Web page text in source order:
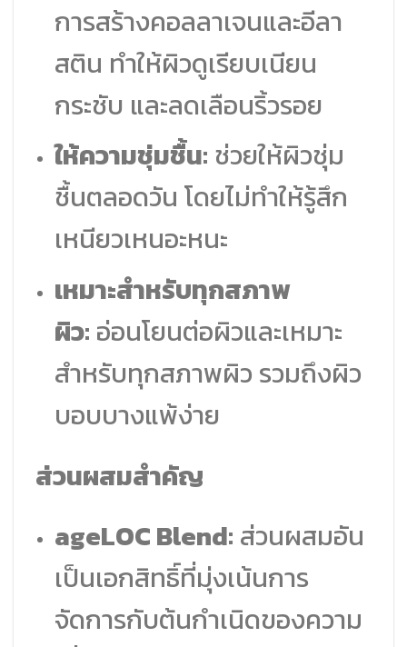
การสร้างคอลลาเจนและอีลา
สติน ทำให้ผิวดูเรียบเนียน
กระชับ และลดเลือนริ้วรอย
ให้ความชุ่มชื้น: ช่วยให้ผิวชุ่ม
ชื้นตลอดวัน โดยไม่ทำให้รู้สึก
เหนียวเหนอะหนะ
เหมาะสำหรับทุกสภาพ
ผิว: อ่อนโยนต่อผิวและเหมาะ
สำหรับทุกสภาพผิว รวมถึงผิว
บอบบางแพ้ง่าย
ส่วนผสมสำคัญ
ageLOC Blend: ส่วนผสมอัน
เป็นเอกสิทธิ์ที่มุ่งเน้นการ
จัดการกับต้นกำเนิดของความ